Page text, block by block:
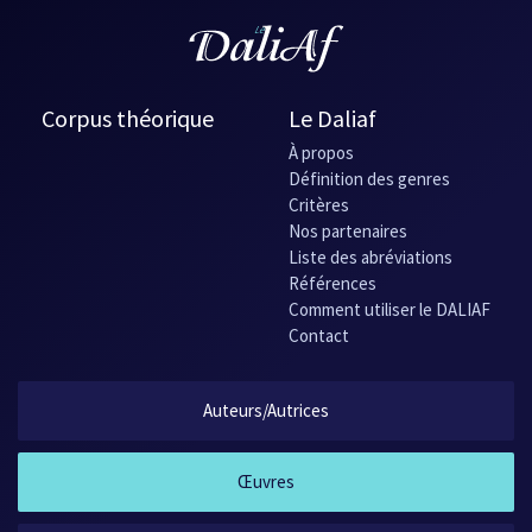
Corpus théorique Le Daliaf
À propos
Définition des genres
Critères
Nos partenaires
Liste des abréviations
Références
Comment utiliser le DALIAF
Contact
Auteurs/Autrices
Œuvres